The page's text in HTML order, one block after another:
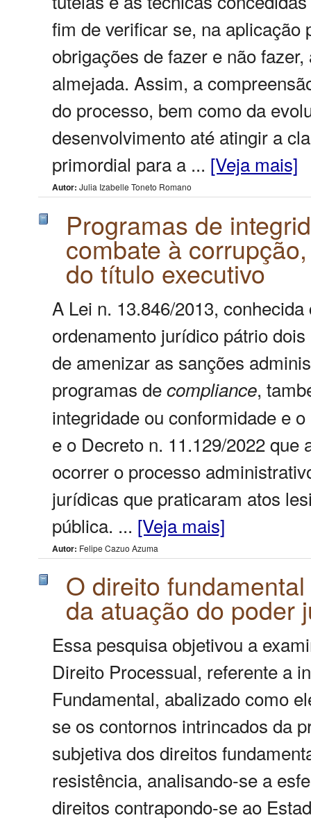
fim de verificar se, na
obrigações de fazer e não
almejada. Assim, a
do processo, bem como da
desenvolvimento até atingir a
primordial para a ... [Veja mais]
Autor: Julia Izabelle Toneto Romano
Programas de
combate à
do título executivo
A Lei n. 13.846/2013,
ordenamento jurídico pátrio
de amenizar as sanções
programas decompliance,
integridade ou conformidade e
e o Decreto n. 11.129/2022
ocorrer o processo
jurídicas que praticaram atos
pública. ... [Veja mais]
Autor: Felipe Cazuo Azuma
O direito
da atuação do poder
Essa pesquisa objetivou a
Direito Processual, referente a
Fundamental, abalizado como
se os contornos intrincados da
subjetiva dos direitos
resistência, analisando-se a
direitos contrapondo-se ao